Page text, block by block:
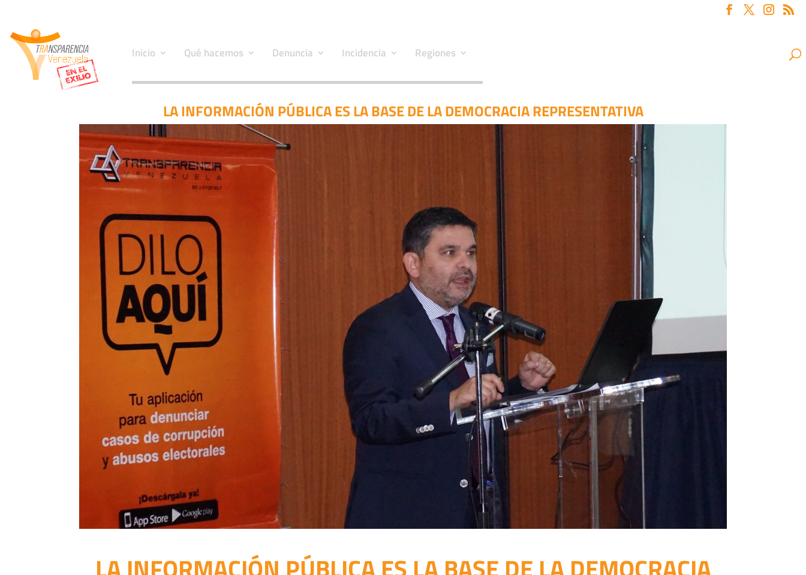
Inicio Qué hacemos Denuncia Incidencia Regiones
LA INFORMACIÓN PÚBLICA ES LA BASE DE LA DEMOCRACIA REPRESENTATIVA